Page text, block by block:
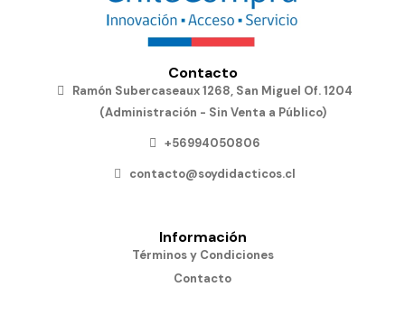
Contacto
Ramón Subercaseaux 1268, San Miguel Of. 1204
(Administración - Sin Venta a Público)
+56994050806
contacto@soydidacticos.cl
Información
Términos y Condiciones
Contacto